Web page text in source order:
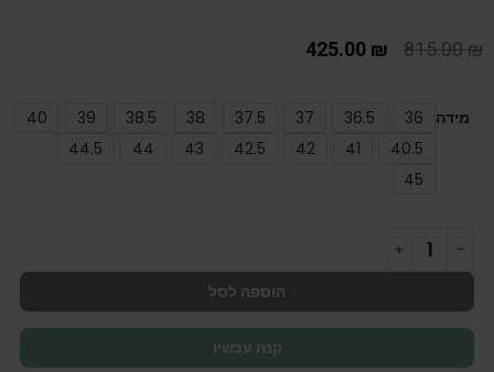
815.00₪
425.00 ₪
מידה 36
36.5
37
37.5
38
38.5
39
40
40.5
41
42
42.5
43
44
44.5
45
הוספה לסל
קנה עכשיו